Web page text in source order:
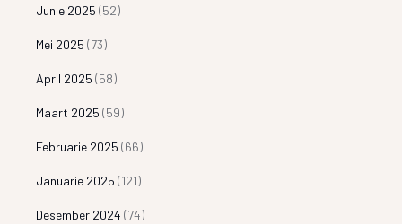
Junie 2025 (52)
Mei 2025 (73)
April 2025 (58)
Maart 2025 (59)
Februarie 2025 (66)
Januarie 2025 (121)
Desember 2024 (74)